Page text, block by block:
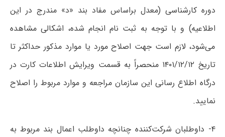
دوره کارشناسی (معدل براساس مفاد بند «د» مندرج در این
اطلاعیه) و با توجه به ثبت نام انجام شده، اشکالی مشاهده
می‌شود، لازم است جهت اصلاح مورد یا موارد مذکور حداکثر تا
تاریخ ۱۴۰۱/۱۲/۱۲ منحصراً به قسمت ویرایش اطلاعات کارت در
درگاه اطلاع رسانی این سازمان مراجعه و موارد مربوط را اصلاح
نمایید.
۴- داوطلبان شرکت‌کننده چنانچه داوطلب اعمال بند مربوط به